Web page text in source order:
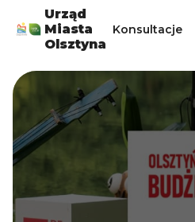
Urząd
Miasta
Olsztyna
Konsultacje